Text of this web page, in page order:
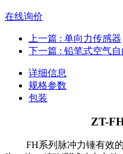
在线询价
上一篇 : 单向力传感器
下一篇 : 铅笔式空气
详细信息
规格参数
包装
ZT-
FH系列脉冲力锤有效